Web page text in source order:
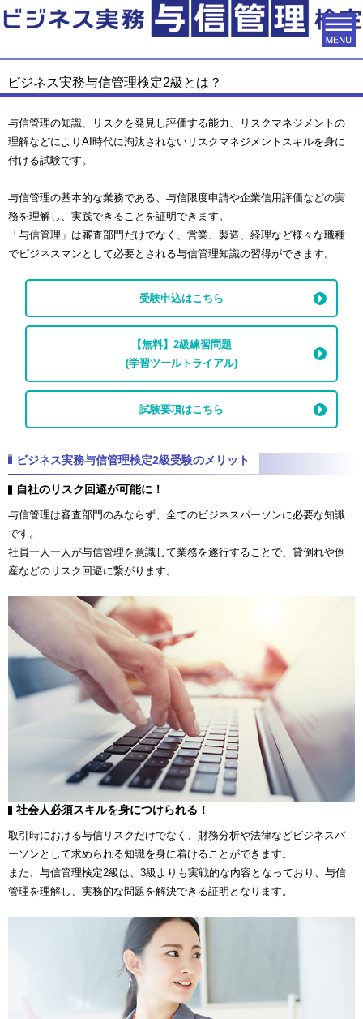
ビジネス実務与信管理検定2級とは？
与信管理の知識、リスクを発見し評価する能力、リスクマネジメントの
理解などによりAI時代に淘汰されないリスクマネジメントスキルを身に
付ける試験です。
与信管理の基本的な業務である、与信限度申請や企業信用評価などの実
務を理解し、実践できることを証明できます。
「与信管理」は審査部門だけでなく、営業、製造、経理など様々な職種
でビジネスマンとして必要とされる与信管理知識の習得ができます。
受験申込はこちら
【無料】2級練習問題
(学習ツールトライアル)
試験要項はこちら
ビジネス実務与信管理検定2級受験のメリット
自社のリスク回避が可能に！
与信管理は審査部門のみならず、全てのビジネスパーソンに必要な知識
です。
社員一人一人が与信管理を意識して業務を遂行することで、貸倒れや倒
産などのリスク回避に繋がります。
社会人必須スキルを身につけられる！
取引時における与信リスクだけでなく、財務分析や法律などビジネスパ
ーソンとして求められる知識を身に着けることができます。
また、与信管理検定2級は、3級よりも実戦的な内容となっており、与信
管理を理解し、実務的な問題を解決できる証明となります。